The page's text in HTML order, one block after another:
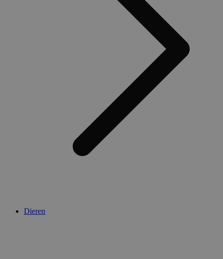
Dieren